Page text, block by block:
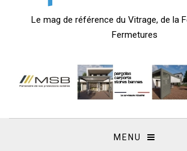
Le mag de référence du Vitrage, de la
Fermetures
MENU